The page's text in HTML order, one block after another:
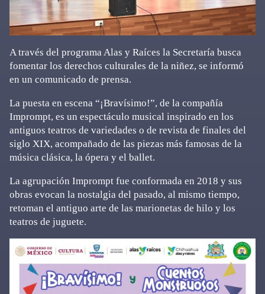
A través del programa Alas y Raíces la Secretaría busca
fomentar los derechos culturales de la niñez, se informó
en un comunicado de prensa.
La puesta en escena “¡Bravísimo!”, de la compañía
Imprompt, es un espectáculo musical inspirado en los
antiguos teatros de variedades o de revista de finales del
siglo XIX, acompañado de las piezas más famosas de la
música clásica, la ópera y el ballet.
La agrupación Imprompt fue conformada en 2018 y sus
obras evocan la nostalgia del pasado, al mismo tiempo,
retoman el antiguo arte de las marionetas de hilo y los
teatros de juguete.